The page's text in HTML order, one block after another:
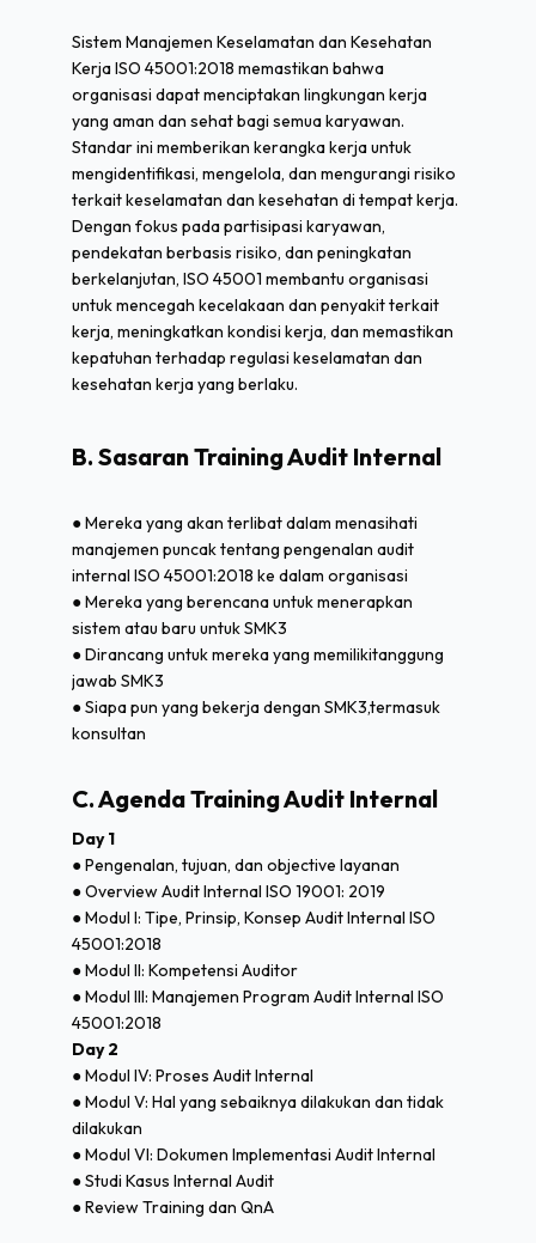
Sistem Manajemen Keselamatan dan Kesehatan
Kerja ISO 45001:2018 memastikan bahwa
organisasi dapat menciptakan lingkungan kerja
yang aman dan sehat bagi semua karyawan.
Standar ini memberikan kerangka kerja untuk
mengidentifikasi, mengelola, dan mengurangi risiko
terkait keselamatan dan kesehatan di tempat kerja.
Dengan fokus pada partisipasi karyawan,
pendekatan berbasis risiko, dan peningkatan
berkelanjutan, ISO 45001 membantu organisasi
untuk mencegah kecelakaan dan penyakit terkait
kerja, meningkatkan kondisi kerja, dan memastikan
kepatuhan terhadap regulasi keselamatan dan
kesehatan kerja yang berlaku.
B. Sasaran Training Audit Internal
● Mereka yang akan terlibat dalam menasihati
manajemen puncak tentang pengenalan audit
internal ISO 45001:2018 ke dalam organisasi
● Mereka yang berencana untuk menerapkan
sistem atau baru untuk SMK3
● Dirancang untuk mereka yang memilikitanggung
jawab SMK3
● Siapa pun yang bekerja dengan SMK3,termasuk
konsultan
C. Agenda Training Audit Internal
Day 1
● Pengenalan, tujuan, dan objective layanan
● Overview Audit Internal ISO 19001: 2019
● Modul I: Tipe, Prinsip, Konsep Audit Internal ISO
45001:2018
● Modul II: Kompetensi Auditor
● Modul III: Manajemen Program Audit Internal ISO
45001:2018
Day 2
● Modul IV: Proses Audit Internal
● Modul V: Hal yang sebaiknya dilakukan dan tidak
dilakukan
● Modul VI: Dokumen Implementasi Audit Internal
● Studi Kasus Internal Audit
● Review Training dan QnA